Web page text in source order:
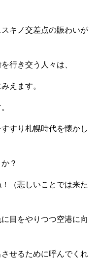
キノ交差点の賑わいが
行き交う人々は、
えます。
すり札幌時代を懐かし
？
（悲しいことでは来た
目をやりつつ空港に向
せるために呼んでくれ